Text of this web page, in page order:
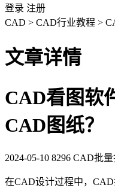
登录 注册
CAD > CAD行业教程 >
文章详情
CAD看图软
CAD图纸？
2024-05-10 8296 CAD批量
在CAD设计过程中，